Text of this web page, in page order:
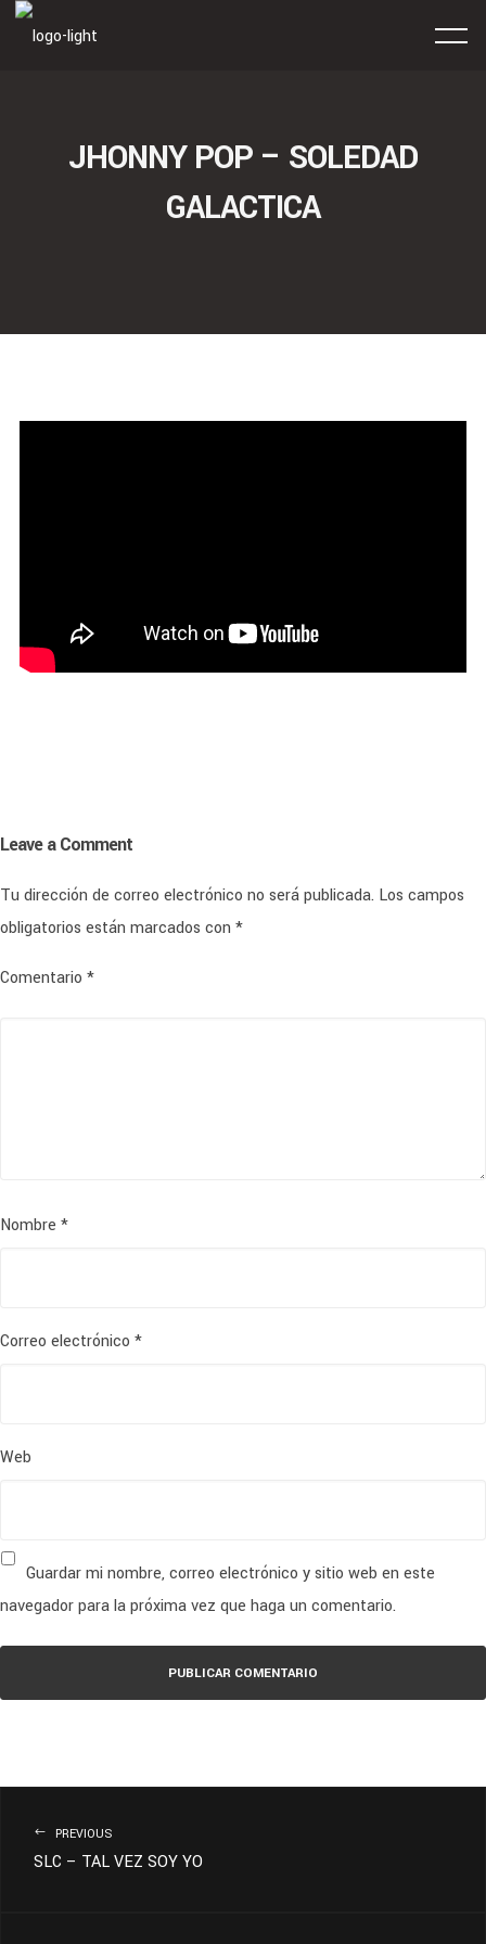
JHONNY POP – SOLEDAD
GALACTICA
Leave a Comment
Tu dirección de correo electrónico no será publicada. Los campos
obligatorios están marcados con *
Comentario *
Nombre *
Correo electrónico *
Web
Guardar mi nombre, correo electrónico y sitio web en este
navegador para la próxima vez que haga un comentario.
PREVIOUS
SLC – TAL VEZ SOY YO